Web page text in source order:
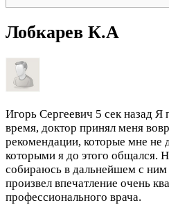
Лобкарев К.А
Игорь Сергеевич 5 сек назад Я
время, доктор принял меня
рекомендации, которые мне не
которыми я до этого общался.
собираюсь в дальнейшем с ним
произвел впечатление очень
профессионального врача.